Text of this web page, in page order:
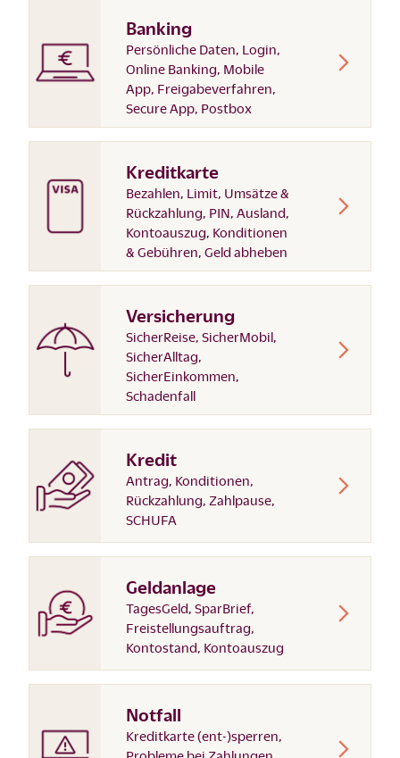
Banking
Persönliche Daten, Login,
Online Banking, Mobile
App, Freigabeverfahren,
Secure App, Postbox
Kreditkarte
Bezahlen, Limit, Umsätze &
Rückzahlung, PIN, Ausland,
Kontoauszug, Konditionen
& Gebühren, Geld abheben
Versicherung
SicherReise, SicherMobil,
SicherAlltag,
SicherEinkommen,
Schadenfall
Kredit
Antrag, Konditionen,
Rückzahlung, Zahlpause,
SCHUFA
Geldanlage
TagesGeld, SparBrief,
Freistellungsauftrag,
Kontostand, Kontoauszug
Notfall
Kreditkarte (ent-)sperren,